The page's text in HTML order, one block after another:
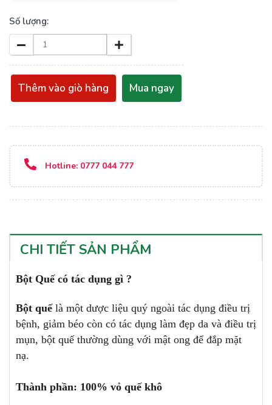
Số lượng:
Thêm vào giò hàng Mua ngay
Hotline: 0777 044 777
CHI TIẾT SẢN PHẨM
Bột Quế có tác dụng gì ?
Bột quếlà một dược liệu quý ngoài tác dụng điều trị
bệnh, giảm béo còn có tác dụng làm đẹp da và điều trị
mụn, bột quế thường dùng với mật ong để đắp mặt
nạ.
Thành phần: 100% vỏ quế khô